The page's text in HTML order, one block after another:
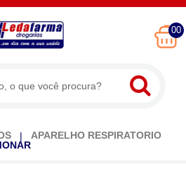
00
APARELHO RESPIRATORIO